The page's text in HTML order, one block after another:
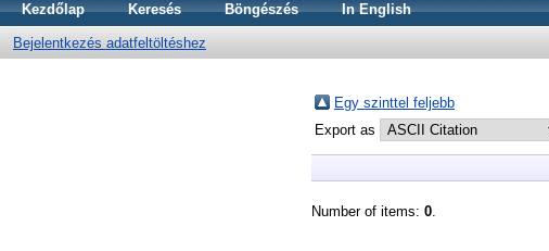
Kezdőlap Keresés Böngészés In English
Bejelentkezés adatfeltöltéshez
Egy szinttel feljebb
Export as
Number of items: 0.